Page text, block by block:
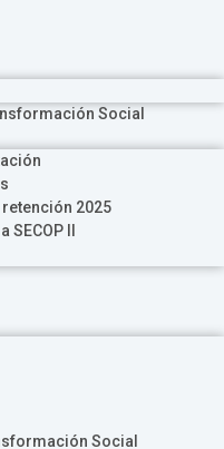
Social
2025
II
Social